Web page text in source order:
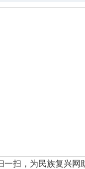
一扫，为民族复兴网